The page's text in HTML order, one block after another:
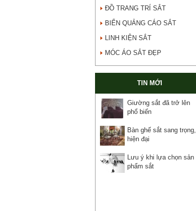
ĐỒ TRANG TRÍ SẮT
BIỂN QUẢNG CÁO SẮT
LINH KIỆN SẮT
MÓC ÁO SẮT ĐẸP
TIN MỚI
Giường sắt đã trở lên
phổ biến
Bàn ghế sắt sang trọng,
hiện đại
Lưu ý khi lựa chọn sản
phẩm sắt